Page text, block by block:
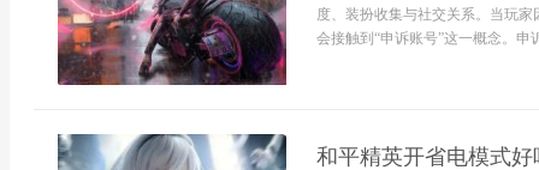
度、装扮收集与社交关系。当玩
会接触到“申诉账号”这一概念。申
和平精英开省电模式好